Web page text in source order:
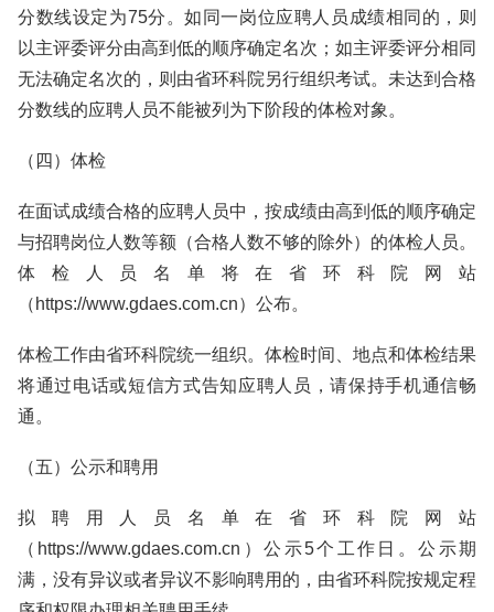
分数线设定为75分。如同一岗位应聘人员成绩相同的，则
以主评委评分由高到低的顺序确定名次；如主评委评分相同
无法确定名次的，则由省环科院另行组织考试。未达到合格
分数线的应聘人员不能被列为下阶段的体检对象。
（四）体检
在面试成绩合格的应聘人员中，按成绩由高到低的顺序确定
与招聘岗位人数等额（合格人数不够的除外）的体检人员。
体检人员名单将在省环科院网站
（https://www.gdaes.com.cn）公布。
体检工作由省环科院统一组织。体检时间、地点和体检结果
将通过电话或短信方式告知应聘人员，请保持手机通信畅
通。
（五）公示和聘用
拟聘用人员名单在省环科院网站
（https://www.gdaes.com.cn）公示5个工作日。公示期
满，没有异议或者异议不影响聘用的，由省环科院按规定程